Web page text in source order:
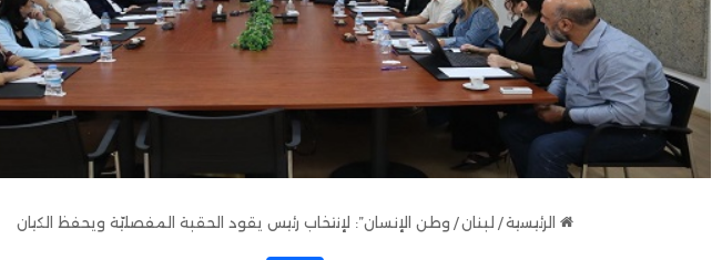
الرئيسية/ لبنان/ وطن الإنسان”: لإنتخاب رئيس يقود الحقبة المفصليّة ويحفظ الكيان